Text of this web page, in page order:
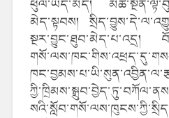
ཕུལ་ཡོད་མོད།
མེད་སྟབས།
སྔར་བྱུང་ཐུབ་མེད་པ་འདྲ།